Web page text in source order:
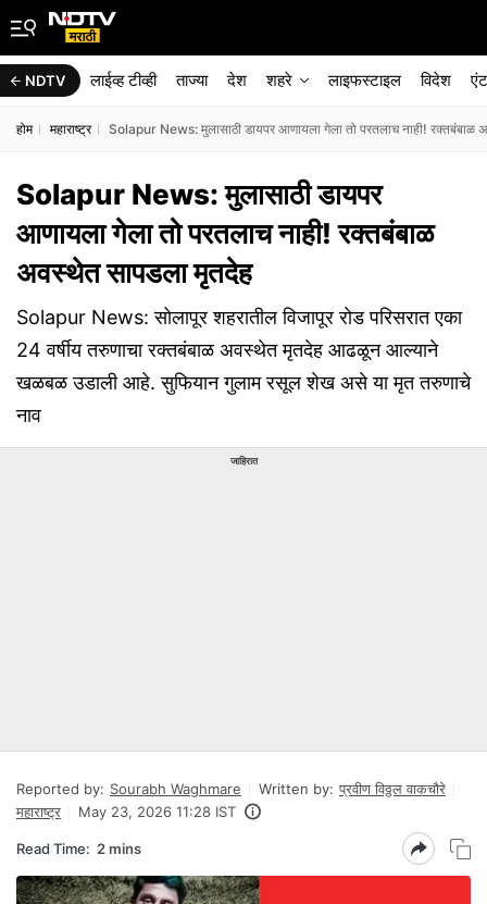
NDTV लाईव्ह टीव्ही ताज्या देश शहरे लाइफस्टाइल विदेश
होम महाराष्ट्र Solapur News: मुलासाठी डायपर आणायला गेला तो परतलाच नाही! रक्तबंबाळ
Solapur News: मुलासाठी डायपर
आणायला गेला तो परतलाच नाही! रक्तबंबाळ
अवस्थेत सापडला मृतदेह
Solapur News: सोलापूर शहरातील विजापूर रोड परिसरात एका
24 वर्षीय तरुणाचा रक्तबंबाळ अवस्थेत मृतदेह आढळून आल्याने
खळबळ उडाली आहे. सुफियान गुलाम रसूल शेख असे या मृत तरुणाचे
नाव
जाहिरात
Reported by: Sourabh Waghmare Written by: प्रवीण विठ्ठल वाकचौरे
महाराष्ट्र
May 23, 2026 11:28 IST
Read Time: 2 mins